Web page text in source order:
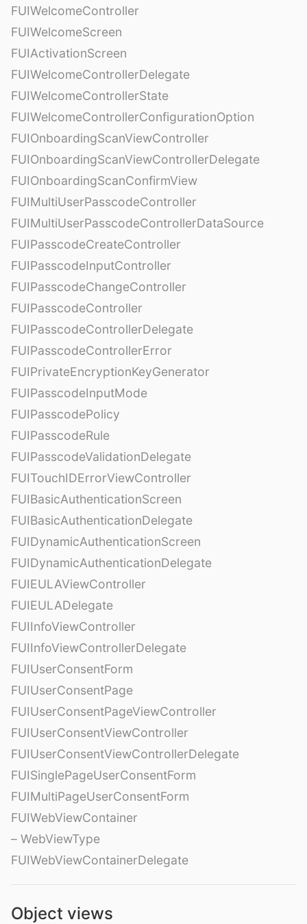
FUIWelcomeController
FUIWelcomeScreen
FUIActivationScreen
FUIWelcomeControllerDelegate
FUIWelcomeControllerState
FUIWelcomeControllerConfigurationOption
FUIOnboardingScanViewController
FUIOnboardingScanViewControllerDelegate
FUIOnboardingScanConfirmView
FUIMultiUserPasscodeController
FUIMultiUserPasscodeControllerDataSource
FUIPasscodeCreateController
FUIPasscodeInputController
FUIPasscodeChangeController
FUIPasscodeController
FUIPasscodeControllerDelegate
FUIPasscodeControllerError
FUIPrivateEncryptionKeyGenerator
FUIPasscodeInputMode
FUIPasscodePolicy
FUIPasscodeRule
FUIPasscodeValidationDelegate
FUITouchIDErrorViewController
FUIBasicAuthenticationScreen
FUIBasicAuthenticationDelegate
FUIDynamicAuthenticationScreen
FUIDynamicAuthenticationDelegate
FUIEULAViewController
FUIEULADelegate
FUIInfoViewController
FUIInfoViewControllerDelegate
FUIUserConsentForm
FUIUserConsentPage
FUIUserConsentPageViewController
FUIUserConsentViewController
FUIUserConsentViewControllerDelegate
FUISinglePageUserConsentForm
FUIMultiPageUserConsentForm
FUIWebViewContainer
– WebViewType
FUIWebViewContainerDelegate
Object views